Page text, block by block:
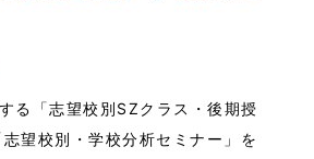
る「志望校別SZクラス・後期授
望校別・学校分析セミナー」を